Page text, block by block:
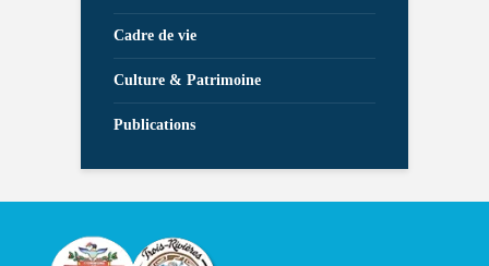
Cadre de vie
Culture & Patrimoine
Publications